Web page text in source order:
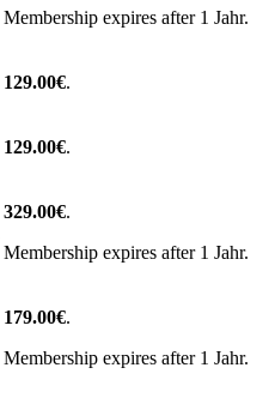
Membership expires after 1 Jahr.
129.00€.
129.00€.
329.00€.
Membership expires after 1 Jahr.
179.00€.
Membership expires after 1 Jahr.